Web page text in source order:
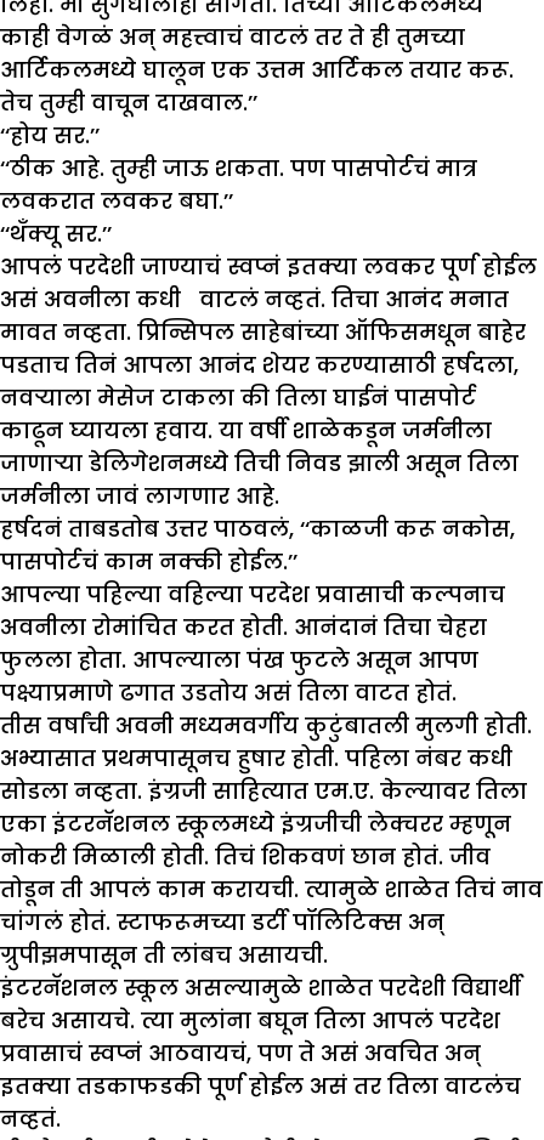
काही वेगळं अन् महत्त्वाचं वाटलं तर ते ही तुमच्या
आर्टिकलमध्ये घालून एक उत्तम आर्टिकल तयार करू.
तेच तुम्ही वाचून दाखवाल.’’
‘‘होय सर.’’
‘‘ठीक आहे. तुम्ही जाऊ शकता. पण पासपोर्टचं मात्र
लवकरात लवकर बघा.’’
‘‘थँक्यू सर.’’
आपलं परदेशी जाण्याचं स्वप्नं इतक्या लवकर पूर्ण होईल
असं अवनीला कधी वाटलं नव्हतं. तिचा आनंद मनात
मावत नव्हता. प्रिन्सिपल साहेबांच्या ऑफिसमधून बाहेर
पडताच तिनं आपला आनंद शेयर करण्यासाठी हर्षदला,
नवऱ्याला मेसेज टाकला की तिला घाईनं पासपोर्ट
काढून घ्यायला हवाय. या वर्षी शाळेकडून जर्मनीला
जाणाऱ्या डेलिगेशनमध्ये तिची निवड झाली असून तिला
जर्मनीला जावं लागणार आहे.
हर्षदनं ताबडतोब उत्तर पाठवलं, ‘‘काळजी करू नकोस,
पासपोर्टचं काम नक्की होईल.’’
आपल्या पहिल्या वहिल्या परदेश प्रवासाची कल्पनाच
अवनीला रोमांचित करत होती. आनंदानं तिचा चेहरा
फुलला होता. आपल्याला पंख फुटले असून आपण
पक्ष्याप्रमाणे ढगात उडतोय असं तिला वाटत होतं.
तीस वर्षांची अवनी मध्यमवर्गीय कुटुंबातली मुलगी होती.
अभ्यासात प्रथमपासूनच हुषार होती. पहिला नंबर कधी
सोडला नव्हता. इंग्रजी साहित्यात एम.ए. केल्यावर तिला
एका इंटरनॅशनल स्कूलमध्ये इंग्रजीची लेक्चरर म्हणून
नोकरी मिळाली होती. तिचं शिकवणं छान होतं. जीव
तोडून ती आपलं काम करायची. त्यामुळे शाळेत तिचं नाव
चांगलं होतं. स्टाफरूमच्या डर्टी पॉलिटिक्स अन्
ग्रुपीझमपासून ती लांबच असायची.
इंटरनॅशनल स्कूल असल्यामुळे शाळेत परदेशी विद्यार्थी
बरेच असायचे. त्या मुलांना बघून तिला आपलं परदेश
प्रवासाचं स्वप्नं आठवायचं, पण ते असं अवचित अन्
इतक्या तडकाफडकी पूर्ण होईल असं तर तिला वाटलंच
नव्हतं.